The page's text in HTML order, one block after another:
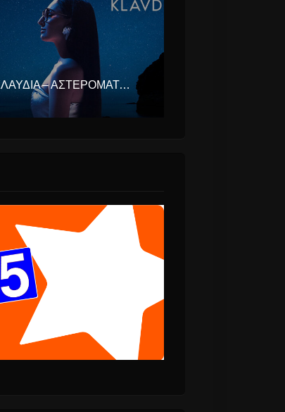
ΚΛΑΥΔΊΑ – ΑΣΤΕΡΟΜΆΤΑ (EUROVISION ΕΛΛΆΔΑ 2025)